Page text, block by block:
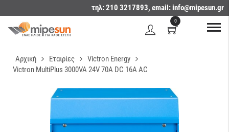
τηλ: 210 3217893, email:info@mipesun.gr
0
Αρχική Εταιρίες
Victron Energy
Victron MultiPlus 3000VA 24V 70A DC 16A AC